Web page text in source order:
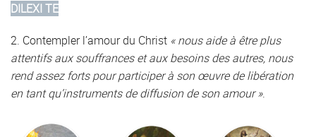
DILEXI TE
2. Contempler l’amour du Christ « nous aide à être plus
attentifs aux souffrances et aux besoins des autres, nous
rend assez forts pour participer à son œuvre de libération
en tant qu’instruments de diffusion de son amour ».